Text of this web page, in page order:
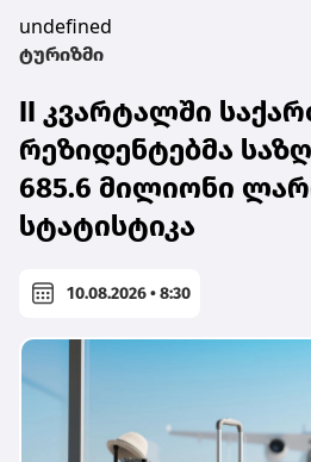
undefined
ტურიზმი
II კვარტალში
რეზიდენტებმა
685.6 მილიონი
სტატისტიკა
10.08.2026 • 8:30